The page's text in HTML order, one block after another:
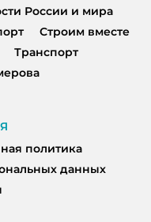
России и мира
Строим вместе
Транспорт
политика
данных